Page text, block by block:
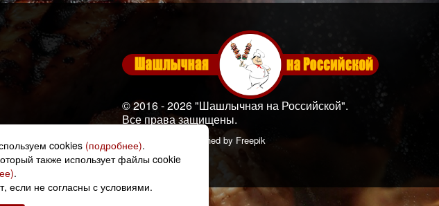
© 2016 - 2026 "Шашлычная на Российской".
Все права защищены.
Изображения: Designed by Freepik
cookies (подробнее).
также использует файлы cookie
.
если не согласны с условиями.